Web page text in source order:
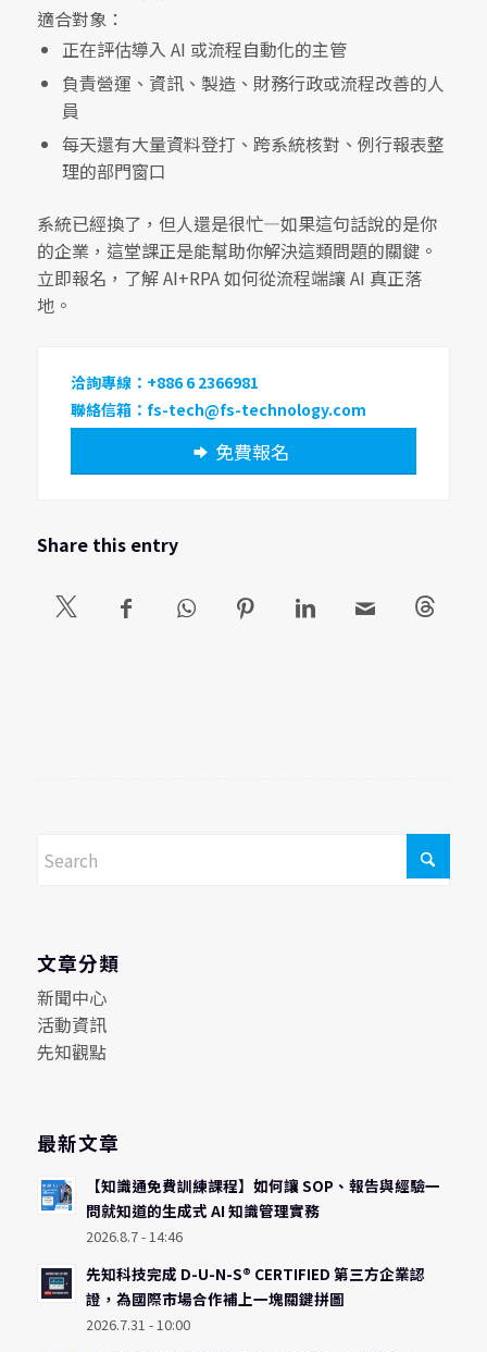
適合對象：
正在評估導入 AI 或流程自動化的主管
負責營運、資訊、製造、財務行政或流程改善的人
員
每天還有大量資料登打、跨系統核對、例行報表整
理的部門窗口
系統已經換了，但人還是很忙—如果這句話說的是你
的企業，這堂課正是能幫助你解決這類問題的關鍵。
立即報名，了解 AI+RPA 如何從流程端讓 AI 真正落
地。
洽詢專線：+886 6 2366981
聯絡信箱：fs-tech@fs-technology.com
免費報名
Share this entry
文章分類
新聞中心
活動資訊
先知觀點
最新文章
【知識通免費訓練課程】如何讓 SOP、報告與經驗一
問就知道的生成式 AI 知識管理實務
2026.8.7 - 14:46
先知科技完成 D-U-N-S® CERTIFIED 第三方企業認
證，為國際市場合作補上一塊關鍵拼圖
2026.7.31 - 10:00